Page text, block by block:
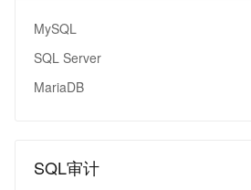
MySQL
SQL Server
MariaDB
SQL审计